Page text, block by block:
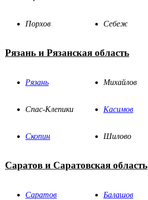
Порхов Себеж
Рязань и Рязанская область
Рязань Михайлов
Спас-Клепики Касимов
Скопин Шилово
Саратов и Саратовская область
Саратов Балашов